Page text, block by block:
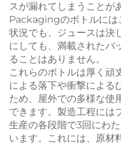
スが漏れてしまうことが
Packagingのボトルには
状況でも、ジュースは決
にしても、満載されたバ
ることはありません。
これらのボトルは厚く頑
による落下や衝撃による
ため、屋外での多様な使
できます。製造工程には
生産の各段階で3回にわ
います。これには、原材